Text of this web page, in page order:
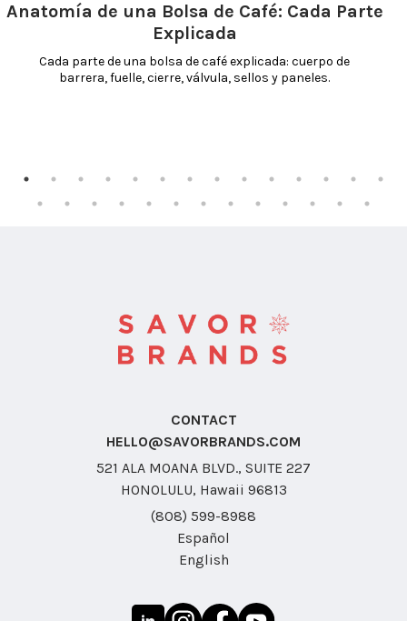
Anatomía de una Bolsa de Café: Cada Parte
Explicada
Cada parte de una bolsa de café explicada: cuerpo de
barrera, fuelle, cierre, válvula, sellos y paneles.
CONTACT
HELLO@SAVORBRANDS.COM
521 ALA MOANA BLVD., SUITE 227
HONOLULU, Hawaii 96813
(808) 599-8988
Español
English